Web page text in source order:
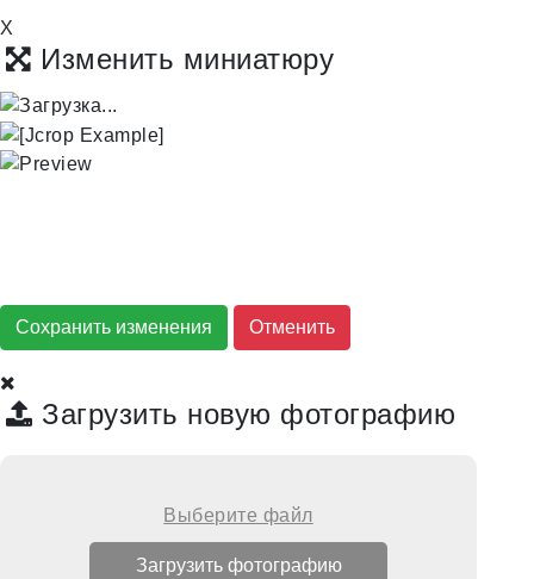
X
Изменить миниатюру
Сохранить изменения
Загрузить новую фотографию
Выберите файл